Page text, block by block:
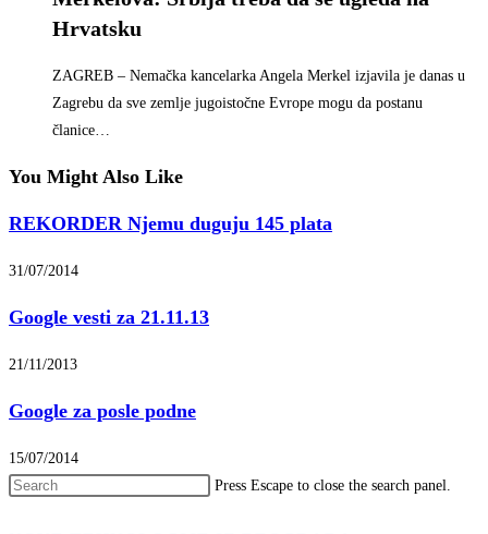
Hrvatsku
ZAGREB – Nemačka kancelarka Angela Merkel izjavila je danas u
Zagrebu da sve zemlje jugoistočne Evrope mogu da postanu
članice…
You Might Also Like
REKORDER Njemu duguju 145 plata
31/07/2014
Google vesti za 21.11.13
21/11/2013
Google za posle podne
15/07/2014
Press Escape to close the search panel.